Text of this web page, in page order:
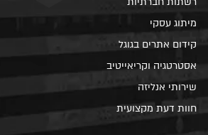
מיתוג עסקי
קידום אתרים בגוגל
אסטרטגיה וקריאייטיב
שירותי אנליזה
חוות דעת מקצועית